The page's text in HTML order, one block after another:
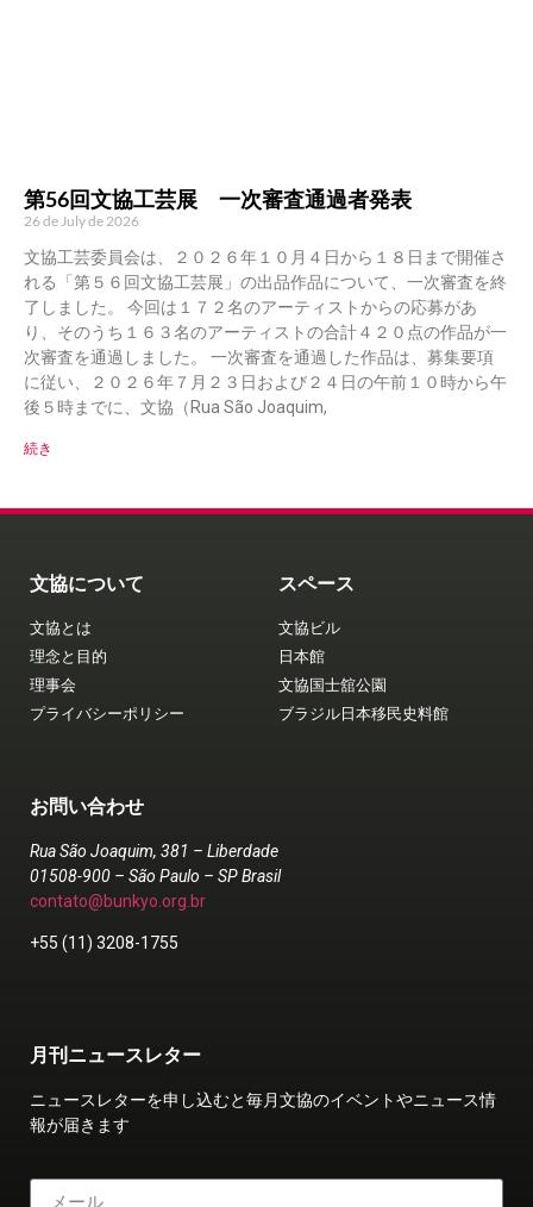
第56回文協工芸展 一次審査通過者発表
26 de July de 2026
文協工芸委員会は、２０２６年１０月４日から１８日まで開催さ
れる「第５６回文協工芸展」の出品作品について、一次審査を終
了しました。 今回は１７２名のアーティストからの応募があ
り、そのうち１６３名のアーティストの合計４２０点の作品が一
次審査を通過しました。 一次審査を通過した作品は、募集要項
に従い、２０２６年７月２３日および２４日の午前１０時から午
後５時までに、文協（Rua São Joaquim,
続き
文協について
文協とは
理念と目的
理事会
プライバシーポリシー
スペース
文協ビル
日本館
文協国士舘公園
ブラジル日本移民史料館
お問い合わせ
Rua São Joaquim, 381 – Liberdade
01508-900 – São Paulo – SP Brasil
contato@bunkyo.org.br
+55 (11) 3208-1755
月刊ニュースレター
ニュースレターを申し込むと毎月文協のイベントやニュース情
報が届きます